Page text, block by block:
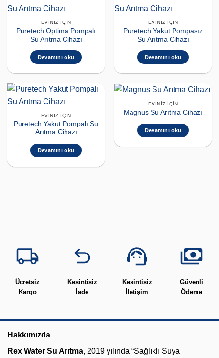
EVINIZ İÇIN
Puretech Optima Pompalı
Su Arıtma Cihazı
Devamını oku
EVINIZ İÇIN
Puretech Yakut Pompasız
Su Arıtma Cihazı
Devamını oku
EVINIZ İÇIN
Puretech Yakut Pompalı Su
Arıtma Cihazı
Devamını oku
EVINIZ İÇIN
Magnus Su Arıtma Cihazı
Devamını oku
Ücretsiz
Kargo
Kesintisiz
İade
Kesintisiz
İletişim
Güvenli
Ödeme
Hakkımızda
Rex Water Su Arıtma, 2019 yılında “Sağlıklı Suya